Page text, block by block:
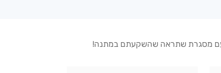
עם מסגרת שתראה שהשקעתם במתנה!